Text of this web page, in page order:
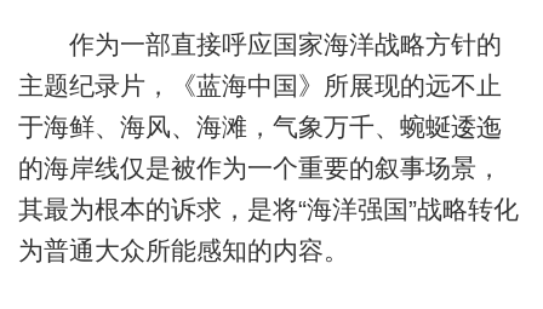
作为一部直接呼应国家海洋战略方针的
主题纪录片，《蓝海中国》所展现的远不止
于海鲜、海风、海滩，气象万千、蜿蜒逶迤
的海岸线仅是被作为一个重要的叙事场景，
其最为根本的诉求，是将“海洋强国”战略转化
为普通大众所能感知的内容。